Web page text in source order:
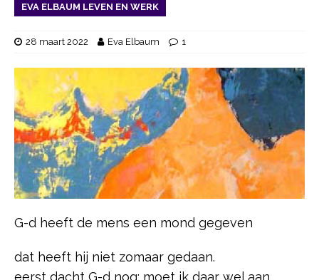
EVA ELBAUM LEVEN EN WERK
28 maart 2022 Eva Elbaum 1
G-d heeft de mens een mond gegeven
dat heeft hij niet zomaar gedaan.
eerst dacht G-d nog; moet ik daar wel aan